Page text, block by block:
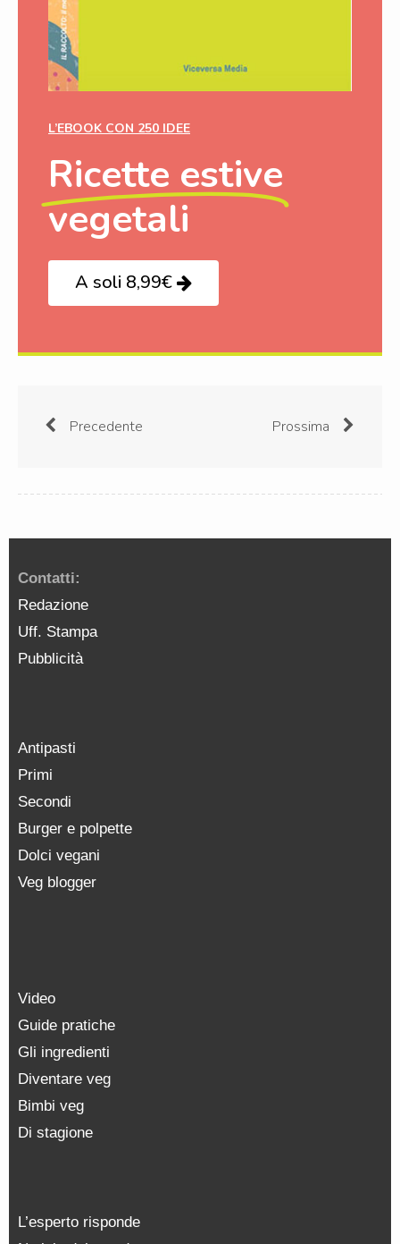
L’EBOOK CON 250 IDEE
Ricette estive
vegetali
A soli 8,99€
Precedente Prossima
Contatti:
Redazione
Uff. Stampa
Pubblicità
Antipasti
Primi
Secondi
Burger e polpette
Dolci vegani
Veg blogger
Video
Guide pratiche
Gli ingredienti
Diventare veg
Bimbi veg
Di stagione
L’esperto risponde